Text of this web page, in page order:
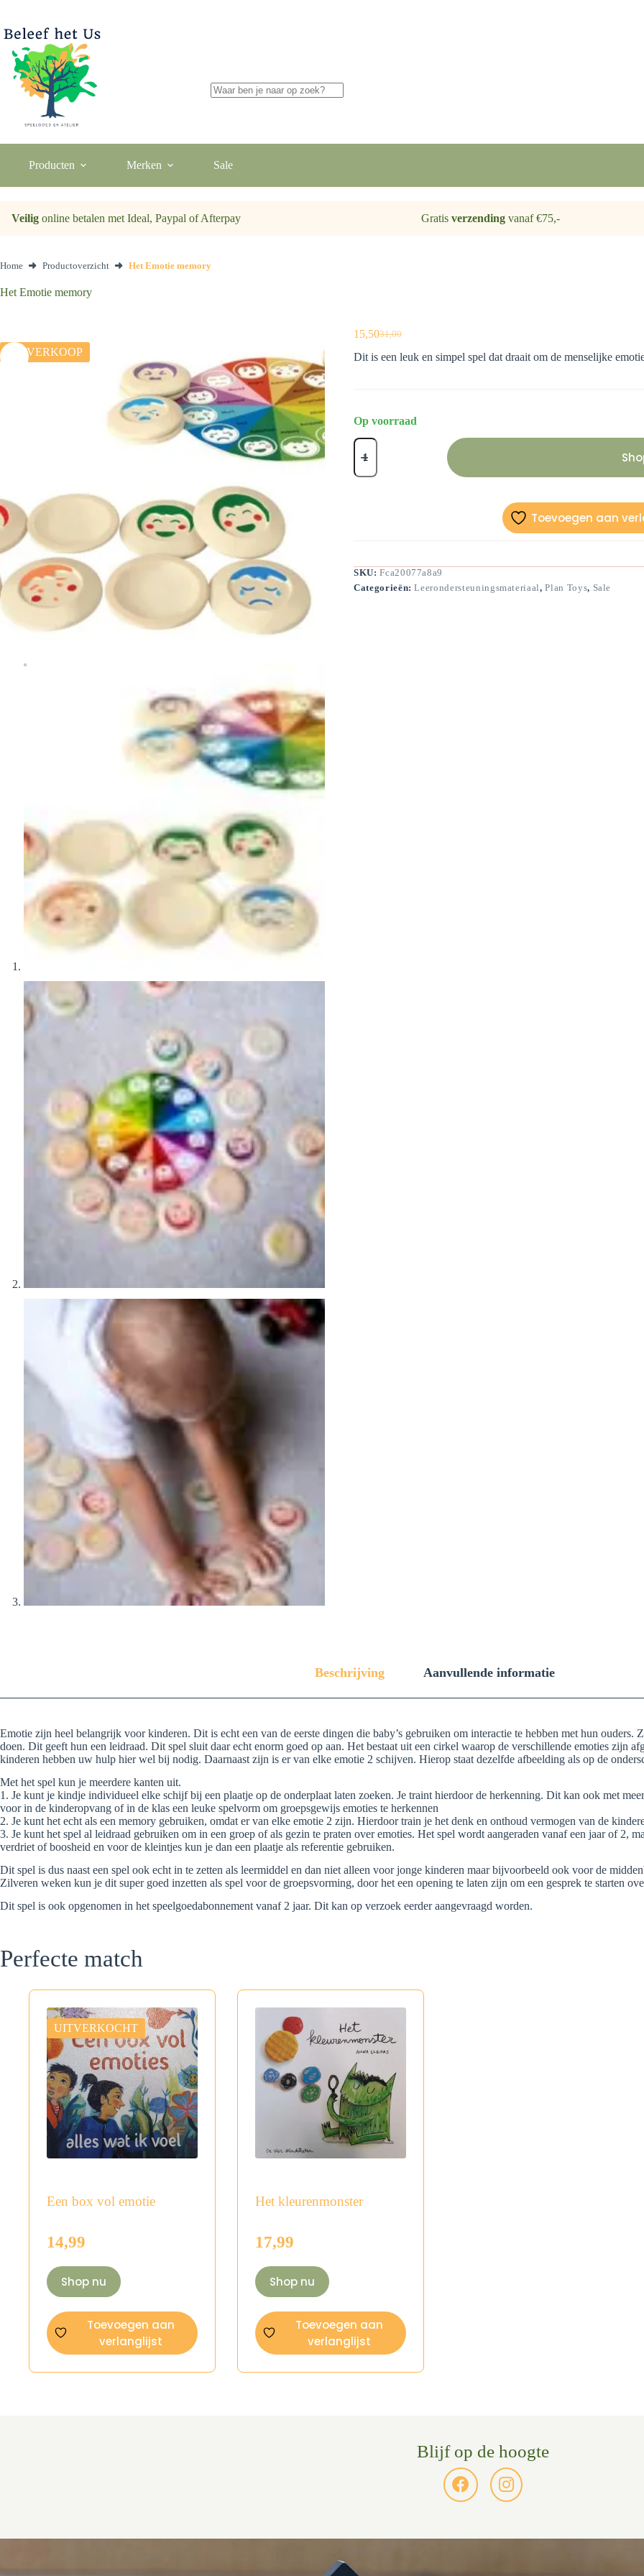
de
inhoud
Producten Merken Sale
Veilig online betalen met Ideal, Paypal of Afterpay Gratis verzendingvanaf €75,-
Home Productoverzicht Het Emotie memory
Het Emotie memory
UITVERKOOP
31,00
Oorspronkelijke
prijs
15,50Huidige
prijs
Dit is een leuk en simpel spel dat draait om de menselijke
Op voorraad
Het
Emotie
aantal
Toevoegen aan
SKU:Fca20077a8a9
Categorieën:Leerondersteuningsmateriaal,Plan Toys, Sale
Beschrijving Aanvullende informatie
Emotie zijn heel belangrijk voor kinderen. Dit is echt een van de eerste dingen die baby’s gebruiken om interactie te hebben met hun ouders.
doen. Dit geeft hun een leidraad. Dit spel sluit daar echt enorm goed op aan. Het bestaat uit een cirkel waarop de verschillende emoties zijn
kinderen hebben uw hulp hier wel bij nodig. Daarnaast zijn is er van elke emotie 2 schijven. Hierop staat dezelfde afbeelding als op de
Met het spel kun je meerdere kanten uit.
1. Je kunt je kindje individueel elke schijf bij een plaatje op de onderplaat laten zoeken. Je traint hierdoor de herkenning. Dit kan ook met
voor in de kinderopvang of in de klas een leuke spelvorm om groepsgewijs emoties te herkennen
2. Je kunt het echt als een memory gebruiken, omdat er van elke emotie 2 zijn. Hierdoor train je het denk en onthoud vermogen van de
3. Je kunt het spel al leidraad gebruiken om in een groep of als gezin te praten over emoties. Het spel wordt aangeraden vanaf een jaar of 2,
verdriet of boosheid en voor de kleintjes kun je dan een plaatje als referentie gebruiken.
Dit spel is dus naast een spel ook echt in te zetten als leermiddel en dan niet alleen voor jonge kinderen maar bijvoorbeeld ook voor de
Zilveren weken kun je dit super goed inzetten als spel voor de groepsvorming, door het een opening te laten zijn om een gesprek te starten
Dit spel is ook opgenomen in het speelgoedabonnement vanaf 2 jaar. Dit kan op verzoek eerder aangevraagd worden.
Perfecte match
UITVERKOCHT
Een box vol emotie
14,99
Shop nu
Toevoegen aan
verlanglijst
Het kleurenmonster
17,99
Shop nu
Toevoegen aan
verlanglijst
Blijf op de hoogte